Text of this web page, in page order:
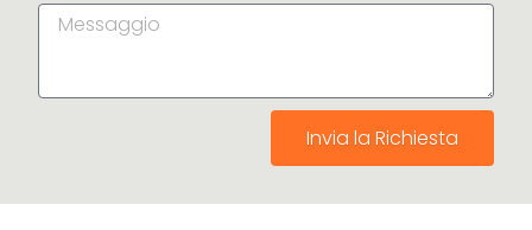
Invia la Richiesta